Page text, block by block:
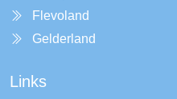
Flevoland
Gelderland
Links